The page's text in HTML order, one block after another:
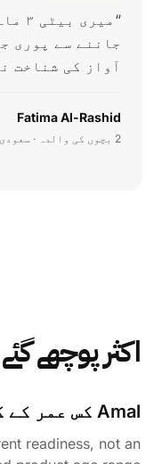
“
جاننے سے پوری
آواز کی شناخت
Fatima Al-Rashid
2 بچوں کی والدہ · سعودی عرب 🇸🇦
اکثر پوچھے
Amal کس عمر کے گروپ کے لیے ہے؟
readiness, not an